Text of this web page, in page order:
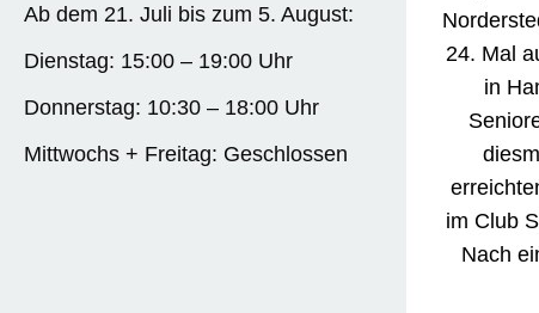
24. Mal
in
im Club
Nach
Ab dem 21. Juli bis zum 5. August:
Dienstag: 15:00 – 19:00 Uhr
Donnerstag: 10:30 – 18:00 Uhr
Mittwochs + Freitag: Geschlossen